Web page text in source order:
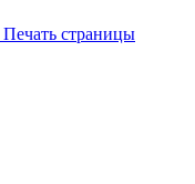
Печать страницы